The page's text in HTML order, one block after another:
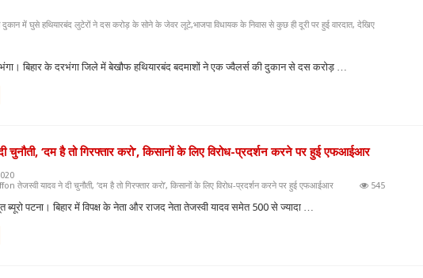
में घुसे हथियारबंद लुटेरों ने दस करोड़ के सोने के जेवर लूटे,भाजपा विधायक के निवास से कुछ ही दूरी पर हुई वारदात, देखिए
बिहार के दरभंगा जिले में बेखौफ हथियारबंद बदमाशों ने एक ज्वैलर्स की दुकान से दस करोड़ …
चुनौती, ‘दम है तो गिरफ्तार करो’, किसानों के लिए विरोध-प्रदर्शन करने पर हुई एफआईआर
on तेजस्वी यादव ने दी चुनौती, ‘दम है तो गिरफ्तार करो’, किसानों के लिए विरोध-प्रदर्शन करने पर हुई एफआईआर 545
ब्यूरो पटना। बिहार में विपक्ष के नेता और राजद नेता तेजस्वी यादव समेत 500 से ज्यादा …